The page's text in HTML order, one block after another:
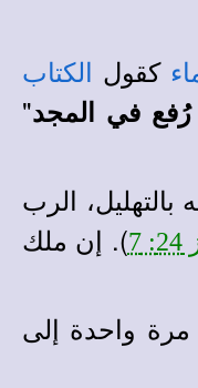
كقول الكتاب
رُفع في المجد"
بالتهليل، الرب
). إن ملك
واحدة إلى